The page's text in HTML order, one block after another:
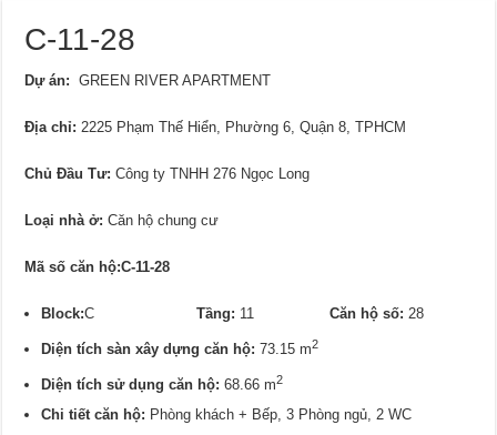
C-11-28
Dự án: GREEN RIVER APARTMENT
Địa chỉ: 2225 Phạm Thế Hiển, Phường 6, Quận 8, TPHCM
Chủ Đầu Tư: Công ty TNHH 276 Ngọc Long
Loại nhà ở: Căn hộ chung cư
Mã số căn hộ:C-11-28
Block:CTầng: 11Căn hộ số: 28
Diện tích sàn xây dựng căn hộ:73.15 m2
Diện tích sử dụng căn hộ: 68.66 m2
Chi tiết căn hộ: Phòng khách + Bếp, 3 Phòng ngủ, 2 WC